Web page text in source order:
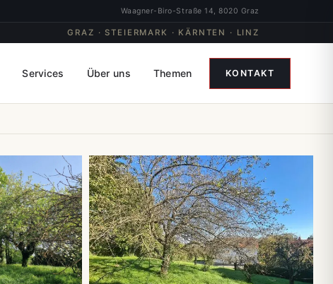
Waagner-Biro-Straße 14, 8020 Graz
GRAZ · STEIERMARK · KÄRNTEN · LINZ
Services Über uns Themen KONTAKT